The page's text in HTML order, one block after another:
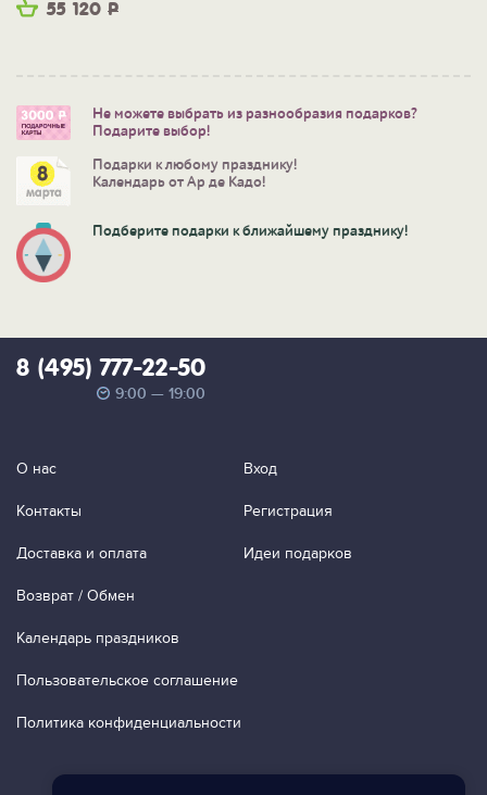
55 120 Р
Не можете выбрать из разнообразия подарков?
Подарите выбор!
Подарки к любому празднику!
Календарь от Ар де Кадо!
Подберите подарки к ближайшему празднику!
8 (495) 777-22-50
9:00 — 19:00
О нас
Контакты
Доставка и оплата
Возврат / Обмен
Календарь праздников
Пользовательское соглашение
Политика конфиденциальности
Вход
Регистрация
Идеи подарков